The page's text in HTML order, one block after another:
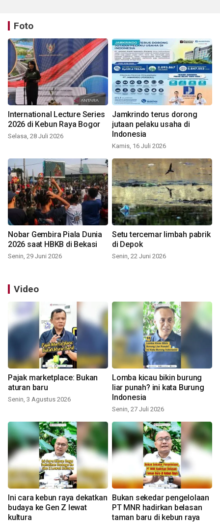
Foto
International Lecture Series
2026 di Kebun Raya Bogor
Selasa, 28 Juli 2026
Jamkrindo terus dorong
jutaan pelaku usaha di
Indonesia
Kamis, 16 Juli 2026
Nobar Gembira Piala Dunia
2026 saat HBKB di Bekasi
Senin, 29 Juni 2026
Setu tercemar limbah pabrik
di Depok
Senin, 22 Juni 2026
Video
Pajak marketplace: Bukan
aturan baru
Senin, 3 Agustus 2026
Lomba kicau bikin burung
liar punah? ini kata Burung
Indonesia
Senin, 27 Juli 2026
Ini cara kebun raya dekatkan
budaya ke Gen Z lewat
kultura
Bukan sekedar pengelolaan
PT MNR hadirkan belasan
taman baru di kebun raya